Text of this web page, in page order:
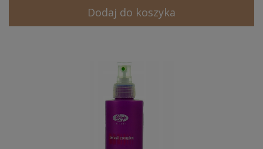
Dodaj do koszyka